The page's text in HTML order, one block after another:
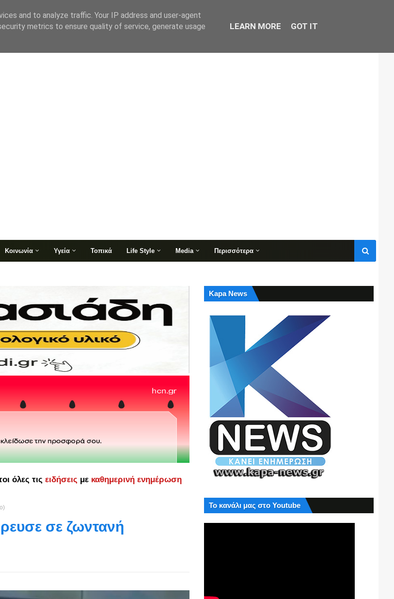
Κοινωνία Υγεία Τοπικά Life Style Media Περισσότερα
όλες τις ειδήσεις με καθημερινή ενημέρωση
σε ζωντανή
Kapa News
Το κανάλι μας στο Youtube
and to analyze traffic. Your IP address and user-agent
metrics to ensure quality of service, generate usage
LEARN MORE GOT IT